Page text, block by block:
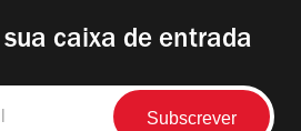
caixa de entrada